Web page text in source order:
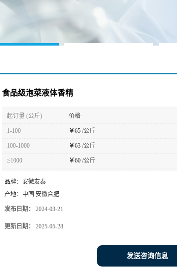
食品级泡菜液体香精
起订量 (公斤) 价格
1-100 ￥65 /公斤
100-1000 ￥63 /公斤
≥1000 ￥60 /公斤
品牌： 安徽友泰
产地： 中国 安徽合肥
发布日期： 2024-03-21
更新日期： 2025-05-28
发送咨询信息